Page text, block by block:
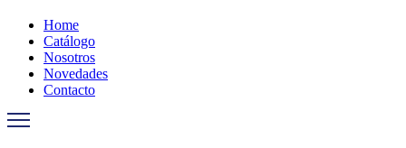
Home
Catálogo
Nosotros
Novedades
Contacto